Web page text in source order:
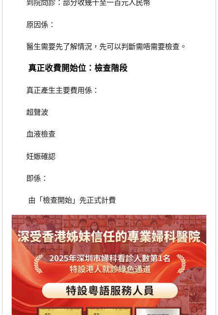
到院問診：部分收幾十至一百元人民幣
原因係：
醫生需要先了解情況，先可以判斷需唔需要檢查。
真正收費開始位：檢查階段
真正產生主要費用係：
超聲波
血液檢查
妊娠確認
即係：
由「檢查開始」先正式計費